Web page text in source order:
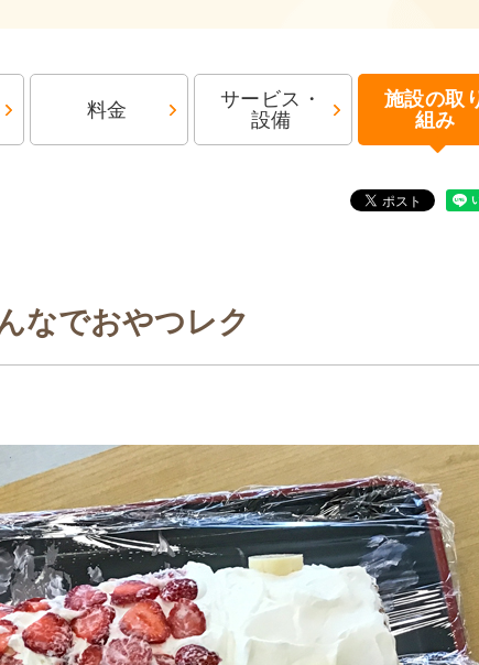
料金
サービス・
設備
施設の取
組み
なでおやつレク